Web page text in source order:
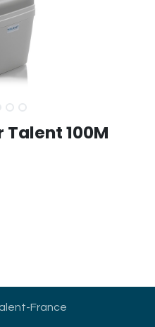
100M
France